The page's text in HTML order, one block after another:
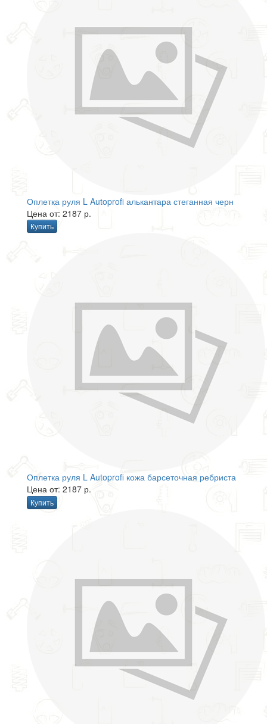
Оплетка руля L Autoprofi алькантара стеганная черн
Цена от: 2187 р.
Купить
Оплетка руля L Autoprofi кожа барсеточная ребриста
Цена от: 2187 р.
Купить